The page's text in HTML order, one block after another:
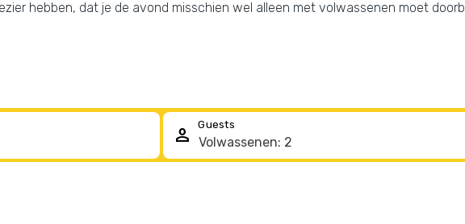
hebben, dat je de avond misschien wel alleen met volwassenen moet
person Guests